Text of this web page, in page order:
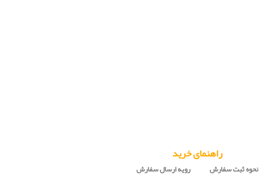
راهنمای خرید
نحوه ثبت سفارش
رویه ارسال سفارش